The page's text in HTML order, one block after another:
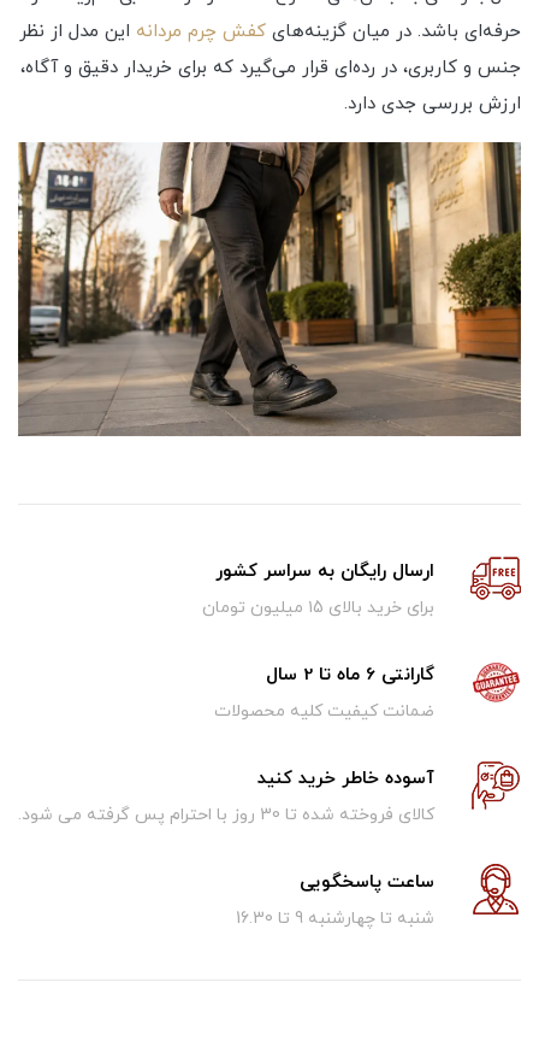
حرفه‌ای باشد. در میان گزینه‌های کفش چرم مردانه این مدل از نظر
جنس و کاربری، در رده‌ای قرار می‌گیرد که برای خریدار دقیق و آگاه،
ارزش بررسی جدی دارد.
ارسال رایگان به سراسر کشور
برای خرید بالای ۱5 میلیون تومان
گارانتی 6 ماه تا 2 سال
ضمانت کیفیت کلیه محصولات
آسوده خاطر خرید کنید
کالای فروخته شده تا 30 روز با احترام پس گرفته می شود.
ساعت پاسخگویی
شنبه تا چهارشنبه 9 تا 16.30